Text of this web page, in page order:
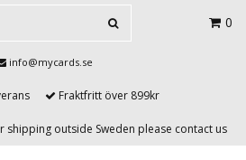
0
info@mycards.se
Fraktfritt över 899kr
shipping outside Sweden please contact us